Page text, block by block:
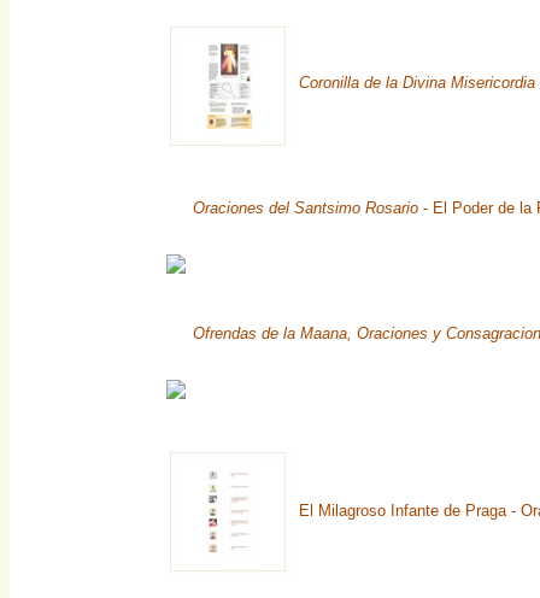
Coronilla de la Divina Misericordia
Oraciones del Santsimo Rosario - El Poder de la
Ofrendas de la Maana, Oraciones y
El Milagroso Infante de Praga -
or you can find and buy it